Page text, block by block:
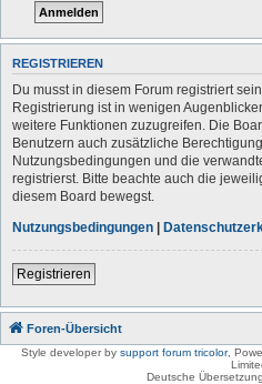
REGISTRIEREN
Du musst in diesem Forum registriert
Registrierung ist in wenigen
weitere Funktionen zuzugreifen. Die
Benutzern auch zusätzliche
Nutzungsbedingungen und die
registrierst. Bitte beachte auch die
diesem Board bewegst.
Nutzungsbedingungen |
Registrieren
Foren-Übersicht
Style developer by support forum tricolor,
Deutsche